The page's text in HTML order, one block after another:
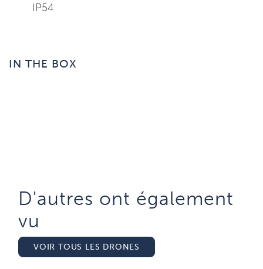
​IP54
IN THE BOX
D'autres ont également
vu​
VOIR TOUS LES DRONES